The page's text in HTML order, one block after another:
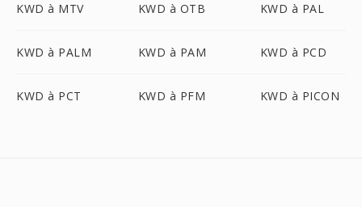
KWD à MTV KWD à OTB KWD à PAL
KWD à PALM KWD à PAM KWD à PCD
KWD à PCT KWD à PFM KWD à PICON